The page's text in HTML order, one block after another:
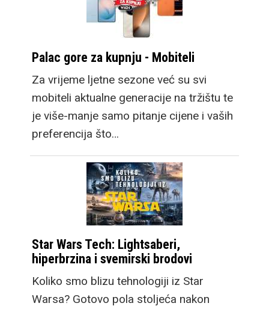
Palac gore za kupnju - Mobiteli
Za vrijeme ljetne sezone već su svi
mobiteli aktualne generacije na tržištu te
je više-manje samo pitanje cijene i vaših
preferencija što…
Star Wars Tech: Lightsaberi,
hiperbrzina i svemirski brodovi
Koliko smo blizu tehnologiji iz Star
Warsa? Gotovo pola stoljeća nakon